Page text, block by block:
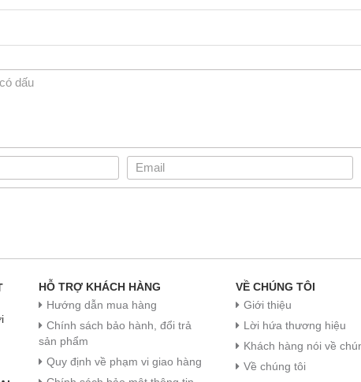
HỖ TRỢ KHÁCH HÀNG
Hướng dẫn mua hàng
Chính sách bảo hành, đổi trả
sản phẩm
Quy định về phạm vi giao hàng
VỀ CHÚNG TÔI
Giới thiệu
Lời hứa thương hiệu
Khách hàng nói về
Về chúng tôi